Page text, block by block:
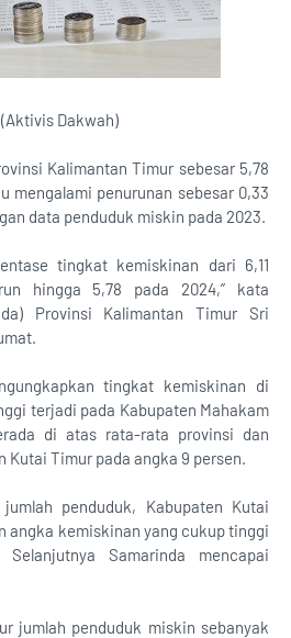
(Aktivis Dakwah)
Kalimantan Timur sebesar 5,78
mengalami penurunan sebesar 0,33
data penduduk miskin pada 2023.
tingkat kemiskinan dari 6,11
hingga 5,78 pada 2024,” kata
Provinsi Kalimantan Timur Sri
tingkat kemiskinan di
terjadi pada Kabupaten Mahakam
di atas rata-rata provinsi dan
Kutai Timur pada angka 9 persen.
penduduk, Kabupaten Kutai
angka kemiskinan yang cukup tinggi
Samarinda mencapai
jumlah penduduk miskin sebanyak